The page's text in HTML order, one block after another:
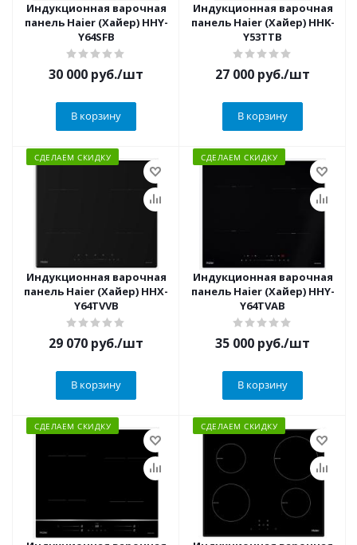
Индукционная варочная
панель Haier (Хайер) HHY-
Y64SFB
30 000 руб./шт
В корзину
Индукционная варочная
панель Haier (Хайер) HHK-
Y53TTB
27 000 руб./шт
В корзину
СДЕЛАЕМ СКИДКУ
Индукционная варочная
панель Haier (Хайер) HHX-
Y64TVVB
29 070 руб./шт
В корзину
СДЕЛАЕМ СКИДКУ
Индукционная варочная
панель Haier (Хайер) HHY-
Y64TVAB
35 000 руб./шт
В корзину
СДЕЛАЕМ СКИДКУ СДЕЛАЕМ СКИДКУ